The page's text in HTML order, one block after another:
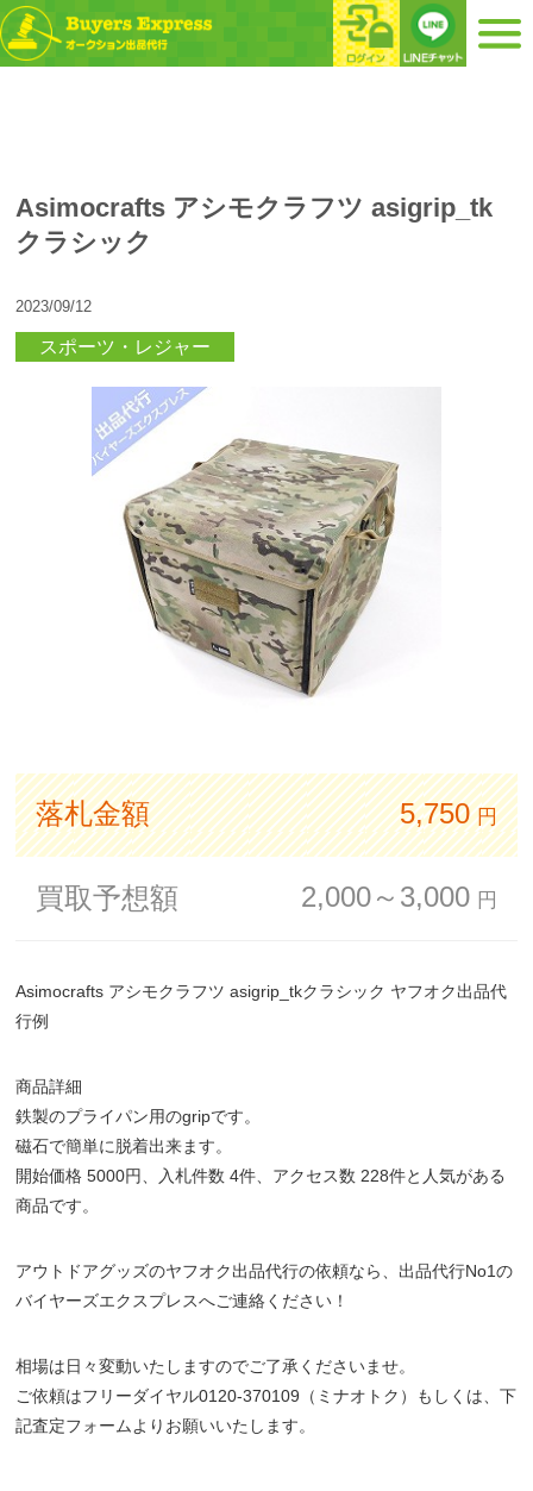
Asimocrafts アシモクラフツ asigrip_tk
クラシック
2023/09/12
スポーツ・レジャー
落札金額 5,750 円
買取予想額 2,000～3,000 円
Asimocrafts アシモクラフツ asigrip_tkクラシック ヤフオク出品代
行例
商品詳細
鉄製のプライパン用のgripです。
磁石で簡単に脱着出来ます。
開始価格 5000円、入札件数 4件、アクセス数 228件と人気がある
商品です。
アウトドアグッズのヤフオク出品代行の依頼なら、出品代行No1の
バイヤーズエクスプレスへご連絡ください！
相場は日々変動いたしますのでご了承くださいませ。
ご依頼はフリーダイヤル0120-370109（ミナオトク）もしくは、下
記査定フォームよりお願いいたします。